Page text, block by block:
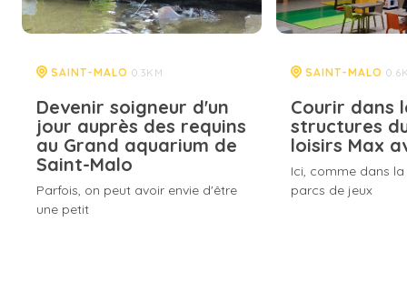
SAINT-MALO 0.3KM
Devenir soigneur d'un
jour auprès des requins
au Grand aquarium de
Saint-Malo
Parfois, on peut avoir envie d'être
une petit
SAINT-MALO
Courir dans
structures
loisirs Max
Ici, comme dans
parcs de jeux